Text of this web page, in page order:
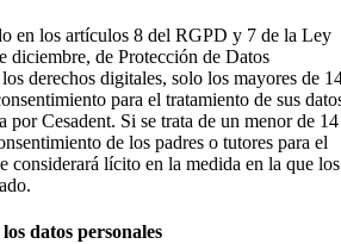
en los artículos 8 del RGPD y 7 de la Ley
diciembre, de Protección de Datos
derechos digitales, solo los mayores de
para el tratamiento de sus
por Cesadent. Si se trata de un menor de 14
de los padres o tutores para el
considerará lícito en la medida en la que los
datos personales